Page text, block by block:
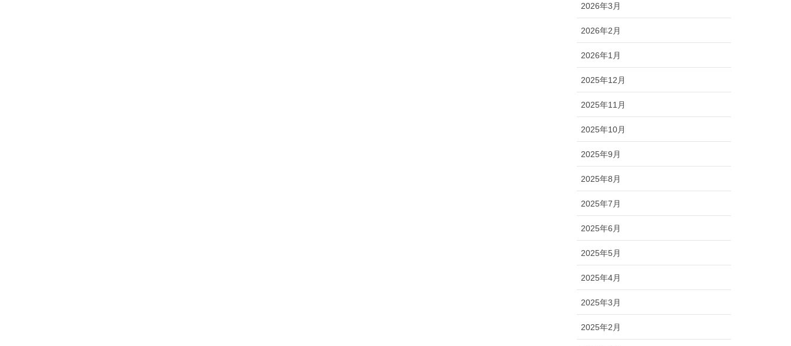
2026年3月
2026年2月
2026年1月
2025年12月
2025年11月
2025年10月
2025年9月
2025年8月
2025年7月
2025年6月
2025年5月
2025年4月
2025年3月
2025年2月